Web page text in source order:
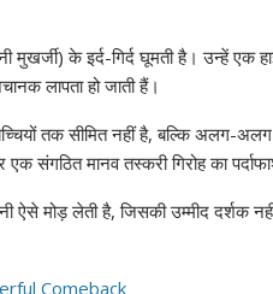
मुखर्जी) के इर्द-गिर्द घूमती है। उन्हें
लापता हो जाती हैं।
बच्चियों तक सीमित नहीं है, बल्कि अलग-
संगठित मानव तस्करी गिरोह का
ऐसे मोड़ लेती है, जिसकी उम्मीद दर्शक